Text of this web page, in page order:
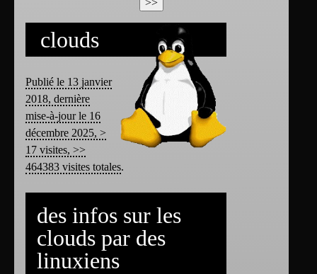
clouds
Publié le 13 janvier
2018, dernière
mise-à-jour le 16
décembre 2025, >
17 visites, >>
464383 visites totales.
des infos sur les
clouds par des
linuxiens